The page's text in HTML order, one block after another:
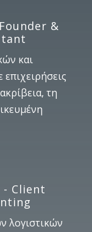
&
και
τη
Client
λογιστικών